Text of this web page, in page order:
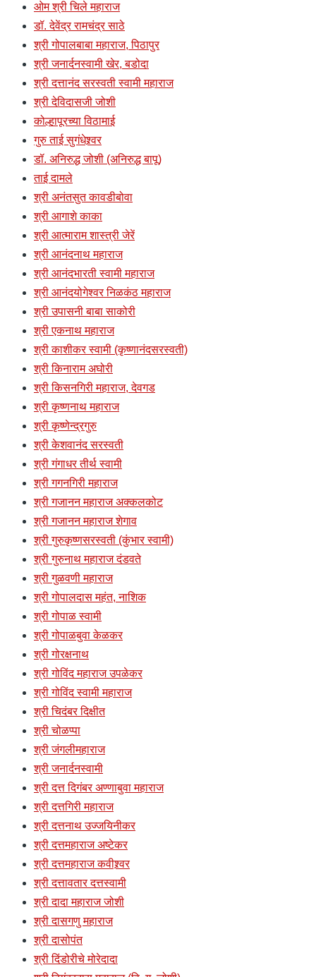
ओम श्री चिले महाराज
डॉ. देवेंद्र रामचंद्र साठे
श्री गोपालबाबा महाराज, पिठापुर
श्री जनार्दनस्वामी खेर, बडोदा
श्री दत्तानंद सरस्वती स्वामी महाराज
श्री देविदासजी जोशी
कोल्हापूरच्या विठामाई
गुरु ताई सुगंधेश्र्वर
डॉ. अनिरुद्ध जोशी (अनिरुद्ध बापू)
ताई दामले
श्री अनंतसुत कावडीबोवा
श्री आगाशे काका
श्री आत्माराम शास्त्री जेरें
श्री आनंदनाथ महाराज
श्री आनंदभारती स्वामी महाराज
श्री आनंदयोगेश्वर निळकंठ महाराज
श्री उपासनी बाबा साकोरी
श्री एकनाथ महाराज
श्री काशीकर स्वामी (कृष्णानंदसरस्वती)
श्री किनाराम अघोरी
श्री किसनगिरी महाराज, देवगड
श्री कृष्णनाथ महाराज
श्री कृष्णेन्द्रगुरु
श्री केशवानंद सरस्वती
श्री गंगाधर तीर्थ स्वामी
श्री गगनगिरी महाराज
श्री गजानन महाराज अक्कलकोट
श्री गजानन महाराज शेगाव
श्री गुरुकृष्णसरस्वती (कुंभार स्वामी)
श्री गुरुनाथ महाराज दंडवते
श्री गुळवणी महाराज
श्री गोपालदास महंत, नाशिक
श्री गोपाळ स्वामी
श्री गोपाळबुवा केळकर
श्री गोरक्षनाथ
श्री गोविंद महाराज उपळेकर
श्री गोविंद स्वामी महाराज
श्री चिदंबर दिक्षीत
श्री चोळप्पा
श्री जंगलीमहाराज
श्री जनार्दनस्वामी
श्री दत्त दिगंबर अण्णाबुवा महाराज
श्री दत्तगिरी महाराज
श्री दत्तनाथ उज्जयिनीकर
श्री दत्तमहाराज अष्टेकर
श्री दत्तमहाराज कवीश्र्वर
श्री दत्तावतार दत्तस्वामी
श्री दादा महाराज जोशी
श्री दासगणु महाराज
श्री दासोपंत
श्री दिंडोरीचे मोरेदादा